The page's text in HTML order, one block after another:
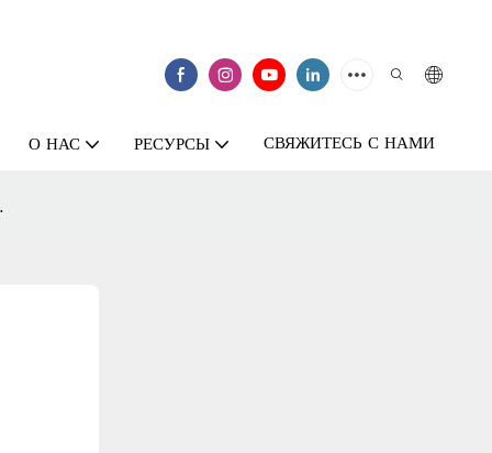
О НАС РЕСУРСЫ СВЯЖИТЕСЬ С НАМИ